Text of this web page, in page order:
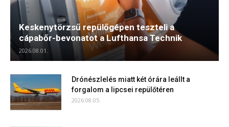
Keskenytörzsű repülőgépen teszteli a
cápabőr-bevonatot a Lufthansa Technik
2026.08.01.
Drónészlelés miatt két órára leállt a
forgalom a lipcsei repülőtéren
2026.08.05.